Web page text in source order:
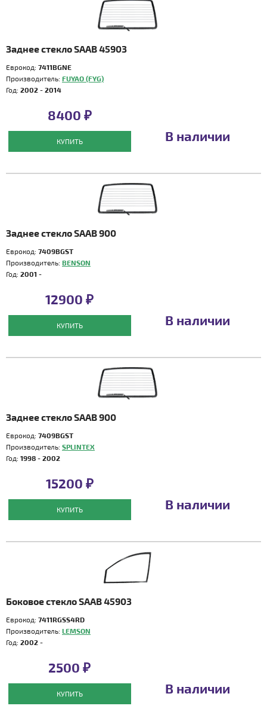
Заднее стекло SAAB 45903
Еврокод: 7411BGNE
Производитель: FUYAO (FYG)
Год: 2002 - 2014
8400 ₽
КУПИТЬ В наличии
Заднее стекло SAAB 900
Еврокод: 7409BGST
Производитель: BENSON
Год: 2001 -
12900 ₽
КУПИТЬ В наличии
Заднее стекло SAAB 900
Еврокод: 7409BGST
Производитель: SPLINTEX
Год: 1998 - 2002
15200 ₽
КУПИТЬ В наличии
Боковое стекло SAAB 45903
Еврокод: 7411RGSS4RD
Производитель: LEMSON
Год: 2002 -
2500 ₽
КУПИТЬ В наличии